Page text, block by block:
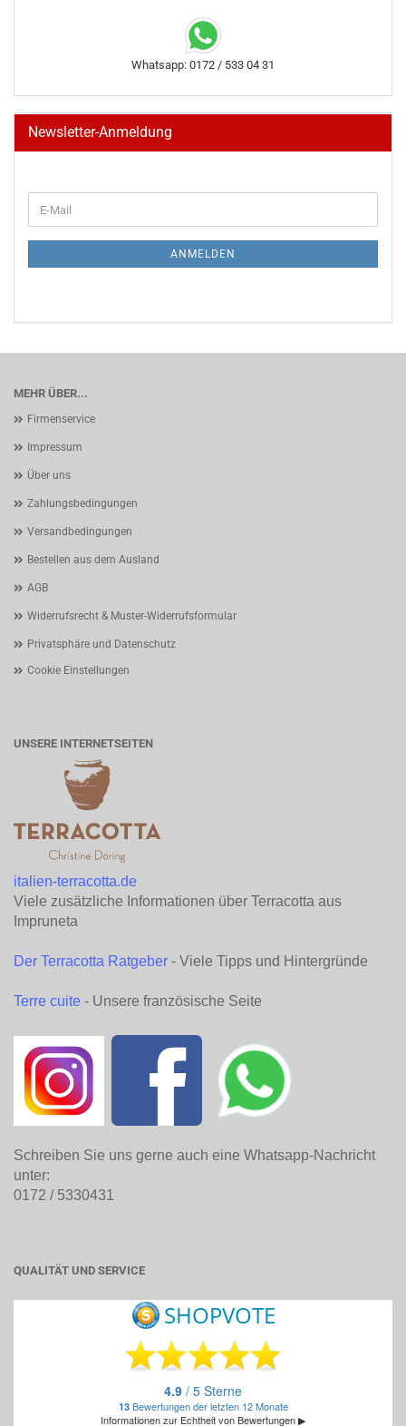
Whatsapp: 0172 / 533 04 31
Newsletter-Anmeldung
ZUR
E-
Mail
ANMELDEN
MEHR ÜBER...
Firmenservice
Impressum
Über uns
Zahlungsbedingungen
Versandbedingungen
Bestellen aus dem Ausland
AGB
Widerrufsrecht & Muster-Widerrufsformular
Privatsphäre und Datenschutz
Cookie Einstellungen
UNSERE INTERNETSEITEN
italien-terracotta.de
Viele zusätzliche Informationen über Terracotta aus
Impruneta
Der Terracotta Ratgeber - Viele Tipps und Hintergründe
Terre cuite - Unsere französische Seite
Schreiben Sie uns gerne auch eine Whatsapp-Nachricht
unter:
0172 / 5330431
QUALITÄT UND SERVICE